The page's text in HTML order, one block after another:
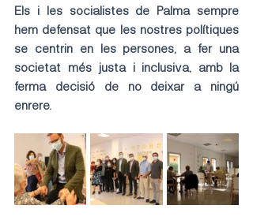
Els i les socialistes de Palma sempre
hem defensat que les nostres polítiques
se centrin en les persones, a fer una
societat més justa i inclusiva, amb la
ferma decisió de no deixar a ningú
enrere.